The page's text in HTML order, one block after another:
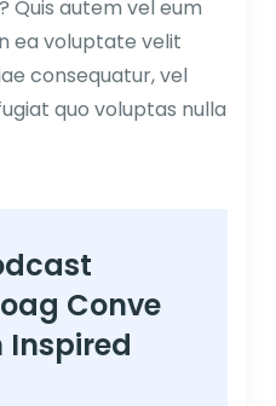
Quis autem vel eum
ea voluptate velit
consequatur, vel
quo voluptas nulla
Conve